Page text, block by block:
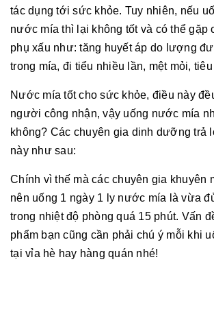
tác dụng tới sức khỏe. Tuy nhiên, nếu
nước mía thì lại không tốt và có thể gặp
phụ xấu như: tăng huyết áp do lượng
trong mía, đi tiểu nhiều lần, mệt mỏi,
Nước mía tốt cho sức khỏe, điều này
người công nhận, vậy uống nước mía
không? Các chuyên gia dinh dưỡng trả
này như sau:
Chính vì thế mà các chuyên gia khuyên
nên uống 1 ngày 1 ly nước mía là vừa
trong nhiệt độ phòng quá 15 phút. Vấn
phẩm bạn cũng cần phải chú ý mỗi khi
tại vỉa hè hay hàng quán nhé!